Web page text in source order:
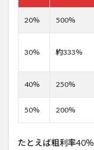
20％ 500％
30％ 約333％
40％ 250％
50％ 200％
たとえば粗利率40